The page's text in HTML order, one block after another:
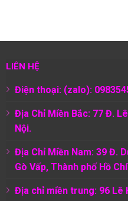
LIÊN HỆ
Điện thoại: (zalo):
Địa Chỉ Miền Bắc: 77 Đ.
Nội.
Địa Chỉ Miền Nam: 39 Đ.
Gò Vấp, Thành phố Hồ
Địa chỉ miền trung: 96 Lê